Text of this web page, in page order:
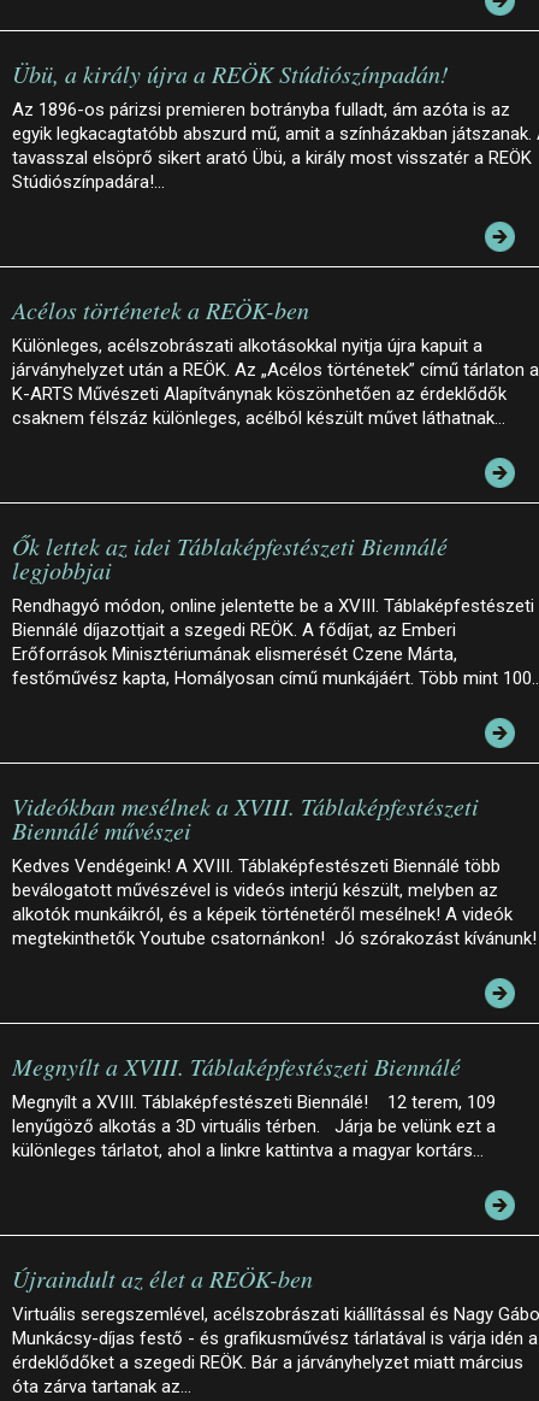
Übü, a király újra a REÖK Stúdiószínpadán!
Az 1896-os párizsi premieren botrányba fulladt, ám azóta is az
egyik legkacagtatóbb abszurd mű, amit a színházakban játszanak.
tavasszal elsöprő sikert arató Übü, a király most visszatér a REÖK
Stúdiószínpadára!…
Acélos történetek a REÖK-ben
Különleges, acélszobrászati alkotásokkal nyitja újra kapuit a
járványhelyzet után a REÖK. Az „Acélos történetek” című tárlaton a
K-ARTS Művészeti Alapítványnak köszönhetően az érdeklődők
csaknem félszáz különleges, acélból készült művet láthatnak…
Ők lettek az idei Táblaképfestészeti Biennálé
legjobbjai
Rendhagyó módon, online jelentette be a XVIII. Táblaképfestészeti
Biennálé díjazottjait a szegedi REÖK. A fődíjat, az Emberi
Erőforrások Minisztériumának elismerését Czene Márta,
festőművész kapta, Homályosan című munkájáért. Több mint
Videókban mesélnek a XVIII. Táblaképfestészeti
Biennálé művészei
Kedves Vendégeink! A XVIII. Táblaképfestészeti Biennálé több
beválogatott művészével is videós interjú készült, melyben az
alkotók munkáikról, és a képeik történetéről mesélnek! A videók
megtekinthetők Youtube csatornánkon! Jó szórakozást kívánunk!
Megnyílt a XVIII. Táblaképfestészeti Biennálé
Megnyílt a XVIII. Táblaképfestészeti Biennálé! 12 terem, 109
lenyűgöző alkotás a 3D virtuális térben. Járja be velünk ezt a
különleges tárlatot, ahol a linkre kattintva a magyar kortárs…
Újraindult az élet a REÖK-ben
Virtuális seregszemlével, acélszobrászati kiállítással és Nagy
Munkácsy-díjas festő - és grafikusművész tárlatával is várja idén
érdeklődőket a szegedi REÖK. Bár a járványhelyzet miatt március
óta zárva tartanak az…